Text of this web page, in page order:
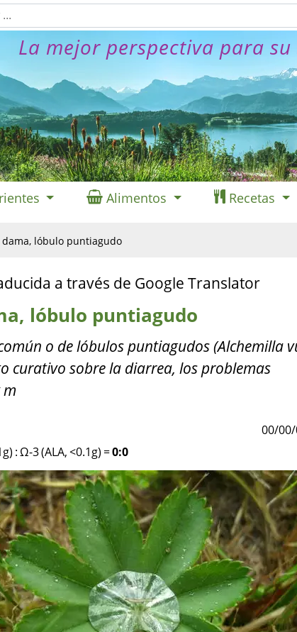
La mejor perspectiva para
Alimentos Recetas
lóbulo puntiagudo
a través de Google Translator
lóbulo puntiagudo
o de lóbulos puntiagudos (Alchemilla
curativo sobre la diarrea, los problemas
00/00/
:Ω-3 (ALA, <0.1g) =0:0